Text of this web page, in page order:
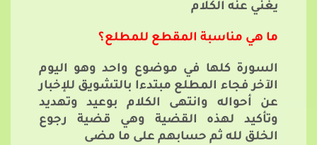
يغني عنه الكلام
ما هي مناسبة المقطع للمطلع؟
السورة كلها في موضوع واحد وهو اليوم
الآخر فجاء المطلع مبتدءا بالتشويق للإخبار
عن أحواله وانتهى الكلام بوعيد وتهديد
وتأكيد لهذه القضية وهي قضية رجوع
الخلق لله ثم حسابهم على ما مضى